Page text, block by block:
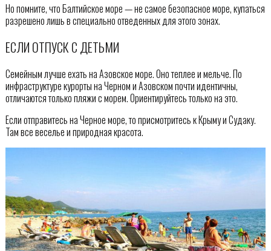
Но помните, что Балтийское море — не самое безопасное море, купаться
разрешено лишь в специально отведенных для этого зонах.
ЕСЛИ ОТПУСК С ДЕТЬМИ
Семейным лучше ехать на Азовское море. Оно теплее и мельче. По
инфраструктуре курорты на Черном и Азовском почти идентичны,
отличаются только пляжи с морем. Ориентируйтесь только на это.
Если отправитесь на Черное море, то присмотритесь к Крыму и Судаку.
Там все веселье и природная красота.